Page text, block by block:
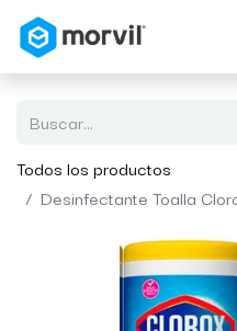
Todos los productos
Desinfectante Toalla